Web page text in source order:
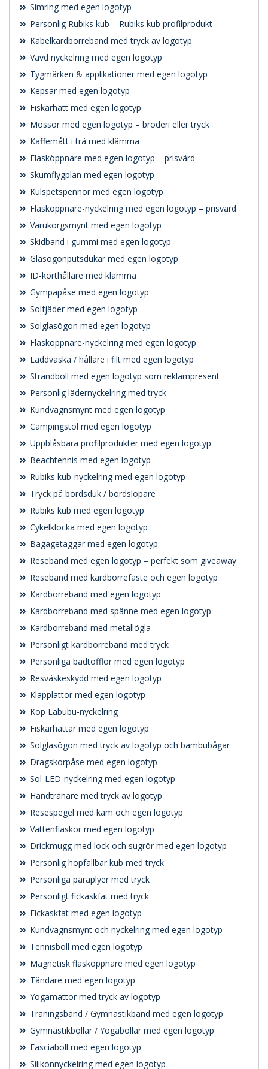
Simring med egen logotyp
Personlig Rubiks kub – Rubiks kub profilprodukt
Kabelkardborreband med tryck av logotyp
Vävd nyckelring med egen logotyp
Tygmärken & applikationer med egen logotyp
Kepsar med egen logotyp
Fiskarhatt med egen logotyp
Mössor med egen logotyp – broderi eller tryck
Kaffemått i trä med klämma
Flasköppnare med egen logotyp – prisvärd
Skumflygplan med egen logotyp
Kulspetspennor med egen logotyp
Flasköppnare-nyckelring med egen logotyp – prisvärd
Varukorgsmynt med egen logotyp
Skidband i gummi med egen logotyp
Glasögonputsdukar med egen logotyp
ID-korthållare med klämma
Gympapåse med egen logotyp
Solfjäder med egen logotyp
Solglasögon med egen logotyp
Flasköppnare-nyckelring med egen logotyp
Laddväska / hållare i filt med egen logotyp
Strandboll med egen logotyp som reklampresent
Personlig lädernyckelring med tryck
Kundvagnsmynt med egen logotyp
Campingstol med egen logotyp
Uppblåsbara profilprodukter med egen logotyp
Beachtennis med egen logotyp
Rubiks kub-nyckelring med egen logotyp
Tryck på bordsduk / bordslöpare
Rubiks kub med egen logotyp
Cykelklocka med egen logotyp
Bagagetaggar med egen logotyp
Reseband med egen logotyp – perfekt som giveaway
Reseband med kardborrefäste och egen logotyp
Kardborreband med egen logotyp
Kardborreband med spänne med egen logotyp
Kardborreband med metallögla
Personligt kardborreband med tryck
Personliga badtofflor med egen logotyp
Resväskeskydd med egen logotyp
Klapplattor med egen logotyp
Köp Labubu-nyckelring
Fiskarhattar med egen logotyp
Solglasögon med tryck av logotyp och bambubågar
Dragskorpåse med egen logotyp
Sol-LED-nyckelring med egen logotyp
Handtränare med tryck av logotyp
Resespegel med kam och egen logotyp
Vattenflaskor med egen logotyp
Drickmugg med lock och sugrör med egen logotyp
Personlig hopfällbar kub med tryck
Personliga paraplyer med tryck
Personligt fickaskfat med tryck
Fickaskfat med egen logotyp
Kundvagnsmynt och nyckelring med egen logotyp
Tennisboll med egen logotyp
Magnetisk flasköppnare med egen logotyp
Tändare med egen logotyp
Yogamattor med tryck av logotyp
Träningsband / Gymnastikband med egen logotyp
Gymnastikbollar / Yogabollar med egen logotyp
Fasciaboll med egen logotyp
Silikonnyckelring med egen logotyp